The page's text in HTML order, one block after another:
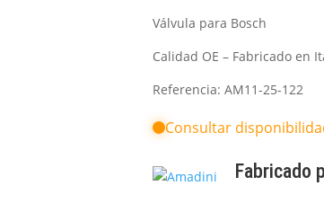
Válvula para Bosch
Calidad OE – Fabricado en
Referencia: AM11-25-122
Consultar
Fabricado